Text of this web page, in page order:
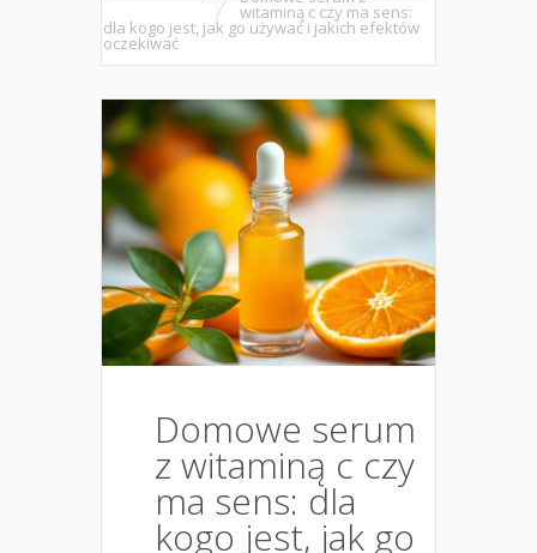
witaminą c czy ma sens:
dla kogo jest, jak go używać i jakich efektów
oczekiwać
Domowe serum
z witaminą c czy
ma sens: dla
kogo jest, jak go